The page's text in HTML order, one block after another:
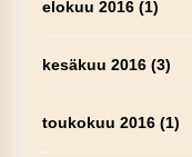
elokuu 2016(1)
kesäkuu 2016(3)
toukokuu 2016(1)